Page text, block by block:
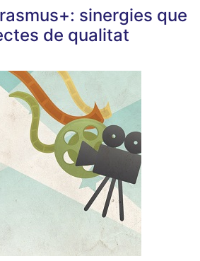
sinergies que
de qualitat